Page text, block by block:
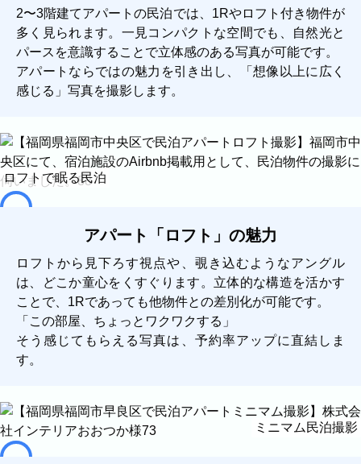
2〜3階建てアパートの民泊では、1Rやロフト付き物件が
多く見られます。一見コンパクトな空間でも、自然光と
パースを意識することで立体感のある写真が可能です。
アパートならではの魅力を引き出し、「想像以上に広く
感じる」写真を撮影します。
ロフトで眠る民泊
アパート「ロフト」の魅力
ロフトから見下ろす視点や、覗き込むようなアングル
は、どこか童心をくすぐります。立体的な構造を活かす
ことで、1Rであっても他物件との差別化が可能です。
「この部屋、ちょっとワクワクする」
そう感じてもらえる写真は、予約率アップに直結しま
す。
ミニマム民泊撮影